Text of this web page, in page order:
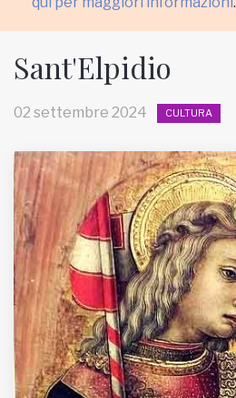
RUBRICHE
MUNICIPI
Inviateci le vostre segnalazioni
Iscriviti alla newsletter
www.viveremilano.info
Sant'Elpidio
02 settembre 2024 CULTURA